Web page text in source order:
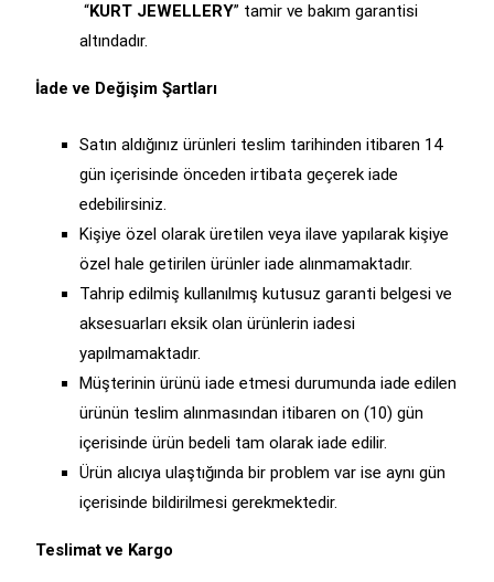
“KURT JEWELLERY” tamir ve bakım garantisi
altındadır.
İade ve Değişim Şartları
Satın aldığınız ürünleri teslim tarihinden itibaren 14
gün içerisinde önceden irtibata geçerek iade
edebilirsiniz.
Kişiye özel olarak üretilen veya ilave yapılarak kişiye
özel hale getirilen ürünler iade alınmamaktadır.
Tahrip edilmiş kullanılmış kutusuz garanti belgesi ve
aksesuarları eksik olan ürünlerin iadesi
yapılmamaktadır.
Müşterinin ürünü iade etmesi durumunda iade edilen
ürünün teslim alınmasından itibaren on (10) gün
içerisinde ürün bedeli tam olarak iade edilir.
Ürün alıcıya ulaştığında bir problem var ise aynı gün
içerisinde bildirilmesi gerekmektedir.
Teslimat ve Kargo